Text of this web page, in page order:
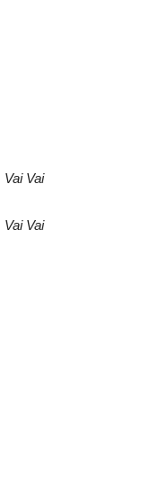
Vai Vai
Vai Vai